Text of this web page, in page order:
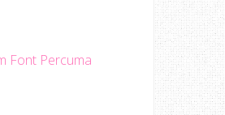
Font Percuma